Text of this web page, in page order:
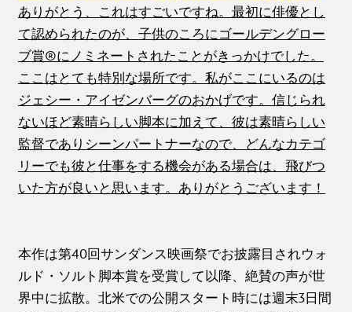
ありがとう、これはすごいですね。最初に俳優とし
て認められたのが、子供のころにゴールデングロー
ブ賞®にノミネートされたことがきっかけでした。
ここはとても特別な場所です。私がここにいるのは
ジェシー・アイゼンバーグのおかげです。信じられ
ないほど素晴らしい脚本に加えて、彼は素晴らしい
監督でありシーンパートナーなので、どんなカテゴ
リーでも彼と仕事をする機会がある場合は、飛びつ
いた方が良いと思います。ありがとうございます！
本作は第40回サンダンス映画祭でお披露目されウォ
ルド・ソルト脚本賞を受賞して以降、絶賛の声が世
界中に拡散。北米での公開スタート時には週末3日間